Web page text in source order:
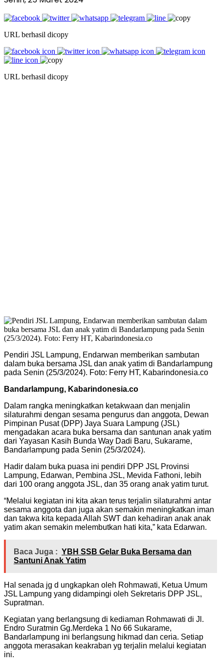
URL berhasil dicopy
URL berhasil dicopy
Pendiri JSL Lampung, Endarwan memberikan sambutan
dalam buka bersama JSL dan anak yatim di Bandarlampung
pada Senin (25/3/2024). Foto: Ferry HT, Kabarindonesia.co
Bandarlampung, Kabarindonesia.co
Dalam rangka meningkatkan ketakwaan dan menjalin
silaturahmi dengan sesama pengurus dan anggota, Dewan
Pimpinan Pusat (DPP) Jaya Suara Lampung (JSL)
mengadakan acara buka bersama dan santunan anak yatim
dari Yayasan Kasih Bunda Way Dadi Baru, Sukarame,
Bandarlampung pada Senin (25/3/2024).
Hadir dalam buka puasa ini pendiri DPP JSL Provinsi
Lampung, Edarwan, Pembina JSL, Mevida Fathoni, lebih
dari 100 orang anggota JSL, dan 35 orang anak yatim turut.
“Melalui kegiatan ini kita akan terus terjalin silaturahmi antar
sesama anggota dan juga akan semakin meningkatkan iman
dan takwa kita kepada Allah SWT dan kehadiran anak anak
yatim akan semakin melembutkan hati kita,” kata Edarwan.
Baca Juga : YBH SSB Gelar Buka Bersama dan
Santuni Anak Yatim
Hal senada jg d ungkapkan oleh Rohmawati, Ketua Umum
JSL Lampung yang didampingi oleh Sekretaris DPP JSL,
Supratman.
Kegiatan yang berlangsung di kediaman Rohmawati di Jl.
Endro Suratmin Gg.Merdeka 1 No 66 Sukarame,
Bandarlampung ini berlangsung hikmad dan ceria. Setiap
anggota merasakan keakraban yg terjalin melalui kegiatan
ini.